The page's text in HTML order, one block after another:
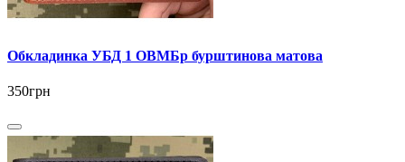
Обкладинка УБД 1 ОВМБр бурштинова матова
350грн